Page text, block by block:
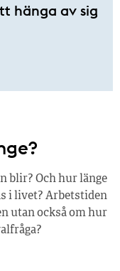
hänga av sig
blir? Och hur länge
i livet? Arbetstiden
utan också om hur